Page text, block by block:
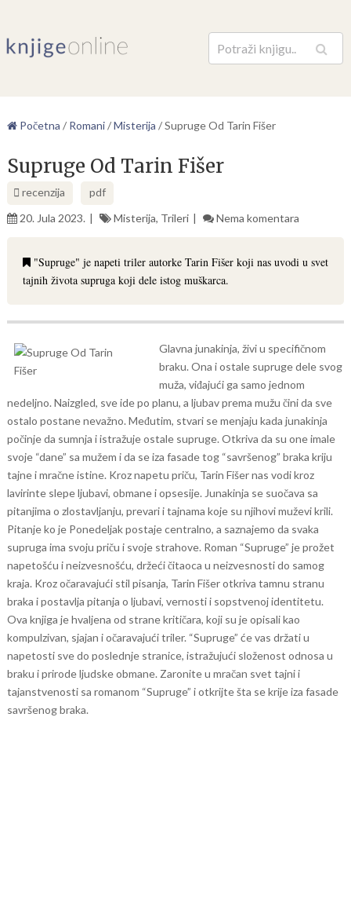
Pretraga
Početna / Romani/Misterija /Supruge Od Tarin Fišer
Supruge Od Tarin Fišer
recenzija
pdf
20. Jula 2023.
Misterija, Trileri Nema komentara
"Supruge" je napeti triler autorke Tarin Fišer koji nas uvodi u svet
tajnih života supruga koji dele istog muškarca.
Glavna junakinja, živi u specifičnom
braku. Ona i ostale supruge dele svog
muža, viđajući ga samo jednom
nedeljno. Naizgled, sve ide po planu, a ljubav prema mužu čini da sve
ostalo postane nevažno. Međutim, stvari se menjaju kada junakinja
počinje da sumnja i istražuje ostale supruge. Otkriva da su one imale
svoje “dane” sa mužem i da se iza fasade tog “savršenog” braka kriju
tajne i mračne istine. Kroz napetu priču, Tarin Fišer nas vodi kroz
lavirinte slepe ljubavi, obmane i opsesije. Junakinja se suočava sa
pitanjima o zlostavljanju, prevari i tajnama koje su njihovi muževi krili.
Pitanje ko je Ponedeljak postaje centralno, a saznajemo da svaka
supruga ima svoju priču i svoje strahove. Roman “Supruge” je prožet
napetošću i neizvesnošću, držeći čitaoca u neizvesnosti do samog
kraja. Kroz očaravajući stil pisanja, Tarin Fišer otkriva tamnu stranu
braka i postavlja pitanja o ljubavi, vernosti i sopstvenoj identitetu.
Ova knjiga je hvaljena od strane kritičara, koji su je opisali kao
kompulzivan, sjajan i očaravajući triler. “Supruge” će vas držati u
napetosti sve do poslednje stranice, istražujući složenost odnosa u
braku i prirode ljudske obmane. Zaronite u mračan svet tajni i
tajanstvenosti sa romanom “Supruge” i otkrijte šta se krije iza fasade
savršenog braka.